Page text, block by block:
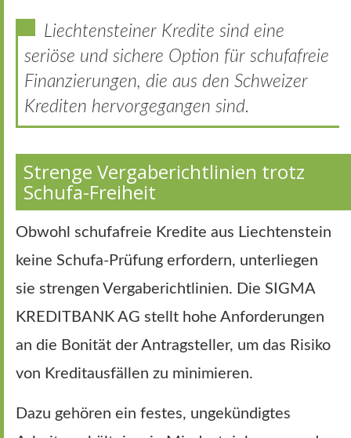
Liechtensteiner Kredite sind eine
seriöse und sichere Option für schufafreie
Finanzierungen, die aus den Schweizer
Krediten hervorgegangen sind.
Strenge Vergaberichtlinien trotz
Schufa-Freiheit
Obwohl schufafreie Kredite aus Liechtenstein
keine Schufa-Prüfung erfordern, unterliegen
sie strengen Vergaberichtlinien. Die SIGMA
KREDITBANK AG stellt hohe Anforderungen
an die Bonität der Antragsteller, um das Risiko
von Kreditausfällen zu minimieren.
Dazu gehören ein festes, ungekündigtes